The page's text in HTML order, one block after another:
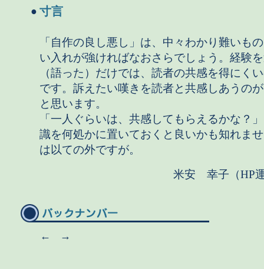
● 寸言
「自作の良し悪し」は、中々わかり難いも
い入れが強ければなおさらでしょう。経験
（語った）だけでは、読者の共感を得にく
です。訴えたい嘆きを読者と共感しあうの
と思います。
「一人ぐらいは、共感してもらえるかな？
識を何処かに置いておくと良いかも知れま
は以ての外ですが。
米安 幸子（HP
← →